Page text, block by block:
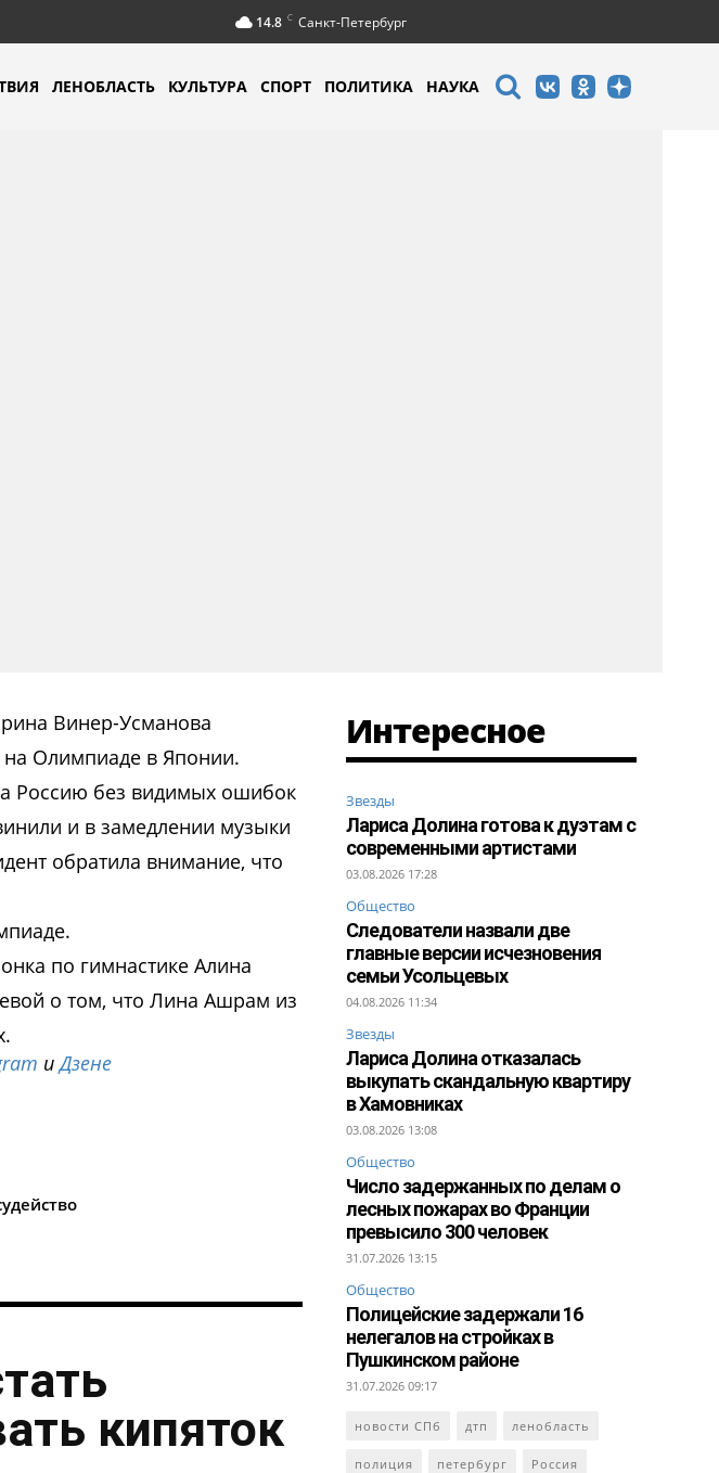
14.8 C Санкт-Петербург
ЛЕНОБЛАСТЬ КУЛЬТУРА СПОРТ ПОЛИТИКА НАУКА
Винер-Усманова
на Олимпиаде в Японии.
Россию без видимых ошибок
и в замедлении музыки
обратила внимание, что
по гимнастике Алина
о том, что Лина Ашрам из
иДзене
кипяток
Интересное
Звезды
Лариса Долина готова к дуэтам с
современными артистами
03.08.2026 17:28
Общество
Следователи назвали две
главные версии исчезновения
семьи Усольцевых
04.08.2026 11:34
Звезды
Лариса Долина отказалась
выкупать скандальную квартиру
в Хамовниках
03.08.2026 13:08
Общество
Число задержанных по делам о
лесных пожарах во Франции
превысило 300 человек
31.07.2026 13:15
Общество
Полицейские задержали 16
нелегалов на стройках в
Пушкинском районе
31.07.2026 09:17
новости СПб дтп ленобласть
полиция петербург Россия